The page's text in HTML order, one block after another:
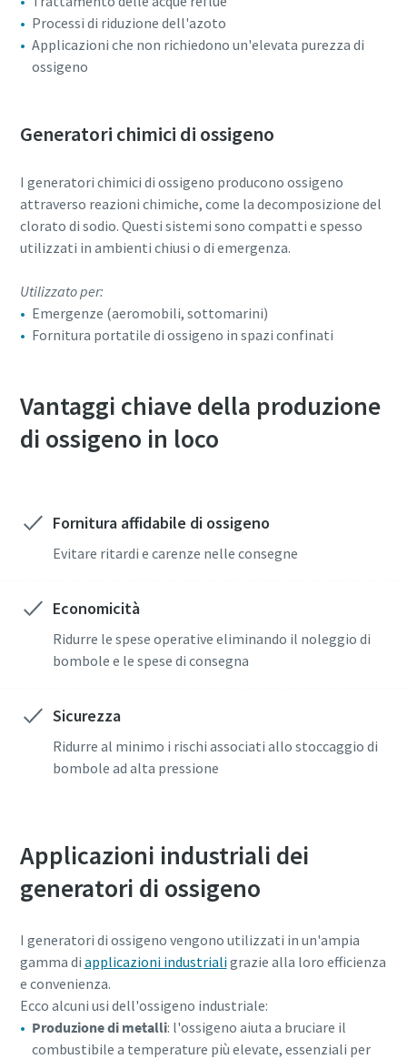
Processi di riduzione dell'azoto
Applicazioni che non richiedono un'elevata purezza di
ossigeno
Generatori chimici di ossigeno
I generatori chimici di ossigeno producono ossigeno
attraverso reazioni chimiche, come la decomposizione del
clorato di sodio. Questi sistemi sono compatti e spesso
utilizzati in ambienti chiusi o di emergenza.
Utilizzato per:
Emergenze (aeromobili, sottomarini)
Fornitura portatile di ossigeno in spazi confinati
Vantaggi chiave della produzione
di ossigeno in loco
Fornitura affidabile di ossigeno
Evitare ritardi e carenze nelle consegne
Economicità
Ridurre le spese operative eliminando il noleggio di
bombole e le spese di consegna
Sicurezza
Ridurre al minimo i rischi associati allo stoccaggio di
bombole ad alta pressione
Applicazioni industriali dei
generatori di ossigeno
I generatori di ossigeno vengono utilizzati in un'ampia
gamma di applicazioni industrialigrazie alla loro efficienza
e convenienza.
Ecco alcuni usi dell'ossigeno industriale:
Produzione di metalli: l'ossigeno aiuta a bruciare il
combustibile a temperature più elevate, essenziali per